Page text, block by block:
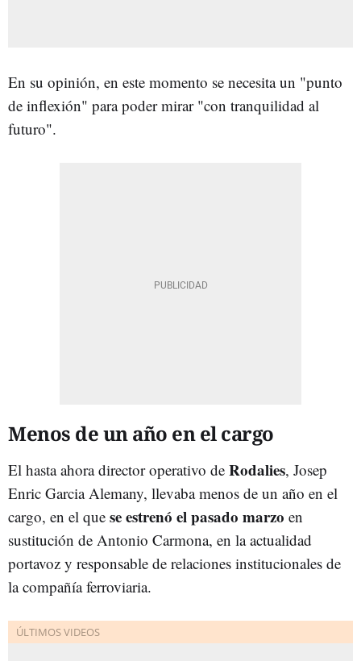
En su opinión, en este momento se necesita un "punto
de inflexión" para poder mirar "con tranquilidad al
futuro".
Menos de un año en el cargo
El hasta ahora director operativo de Rodalies, Josep
Enric Garcia Alemany, llevaba menos de un año en el
cargo, en el que se estrenó el pasado marzo en
sustitución de Antonio Carmona, en la actualidad
portavoz y responsable de relaciones institucionales de
la compañía ferroviaria.